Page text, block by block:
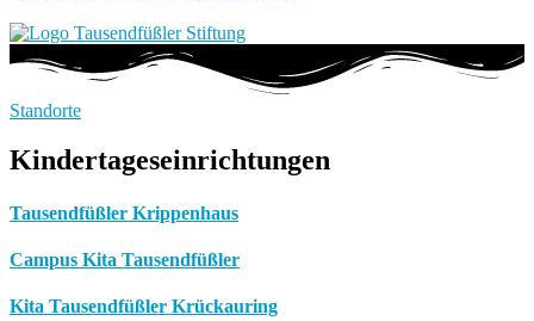
Standorte
Kindertageseinrichtungen
Tausendfüßler Krippenhaus
Campus Kita Tausendfüßler
Kita Tausendfüßler Krückauring